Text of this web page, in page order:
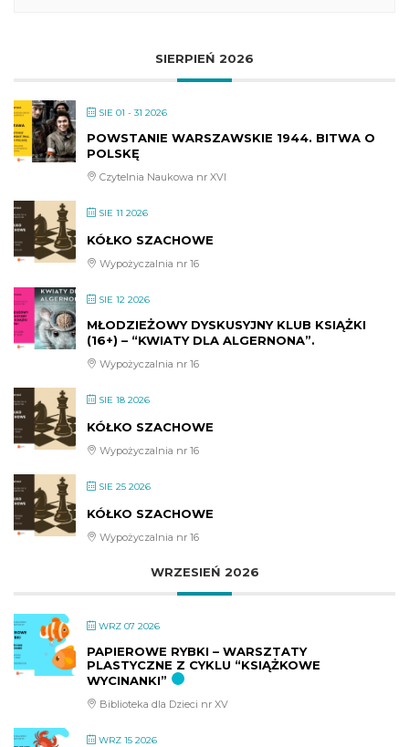
SIERPIEŃ 2026
SIE 01 - 31 2026
POWSTANIE WARSZAWSKIE 1944. BITWA O
POLSKĘ
Czytelnia Naukowa nr XVI
SIE 11 2026
KÓŁKO SZACHOWE
Wypożyczalnia nr 16
SIE 12 2026
MŁODZIEŻOWY DYSKUSYJNY KLUB KSIĄŻKI
(16+) – “KWIATY DLA ALGERNONA”.
Wypożyczalnia nr 16
SIE 18 2026
KÓŁKO SZACHOWE
Wypożyczalnia nr 16
SIE 25 2026
KÓŁKO SZACHOWE
Wypożyczalnia nr 16
WRZESIEŃ 2026
WRZ 07 2026
PAPIEROWE RYBKI – WARSZTATY
PLASTYCZNE Z CYKLU “KSIĄŻKOWE
WYCINANKI”
Biblioteka dla Dzieci nr XV
WRZ 15 2026